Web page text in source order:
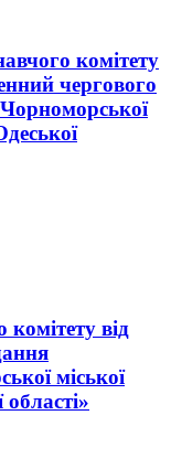
комітету
чергового
від
міської